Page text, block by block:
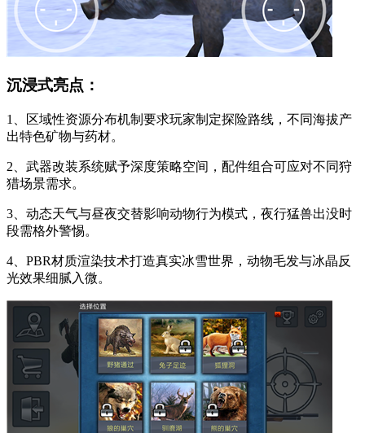
沉浸式亮点：
1、区域性资源分布机制要求玩家制定探险路线，不同海拔产
出特色矿物与药材。
2、武器改装系统赋予深度策略空间，配件组合可应对不同狩
猎场景需求。
3、动态天气与昼夜交替影响动物行为模式，夜行猛兽出没时
段需格外警惕。
4、PBR材质渲染技术打造真实冰雪世界，动物毛发与冰晶反
光效果细腻入微。